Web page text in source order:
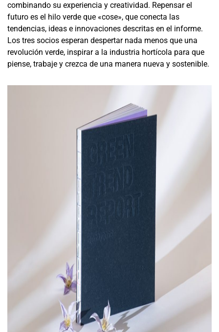
combinando su experiencia y creatividad. Repensar el
futuro es el hilo verde que «cose», que conecta las
tendencias, ideas e innovaciones descritas en el informe.
Los tres socios esperan despertar nada menos que una
revolución verde, inspirar a la industria hortícola para que
piense, trabaje y crezca de una manera nueva y sostenible.